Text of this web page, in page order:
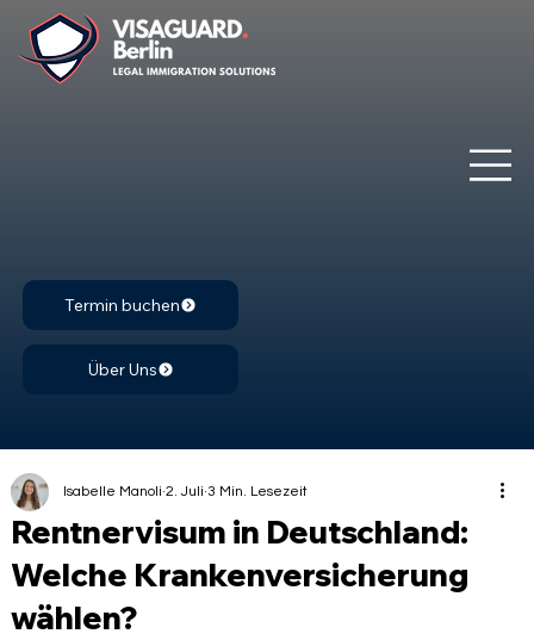
Termin buchen
Über Uns
Rentnervisum in Deutschland:
Welche Krankenversicherung
wählen?
Isabelle Manoli 2. Juli 3 Min. Lesezeit